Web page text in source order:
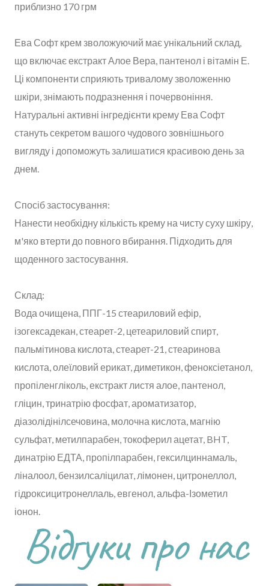
приблизно 170 грм
Ева Софт крем зволожуючий має унікальний склад,
що включає екстракт Алое Вера, пантенол і вітамін Е.
Ці компоненти сприяють тривалому зволоженню
шкіри, знімають подразнення і почервоніння.
Натуральні активні інгредієнти крему Ева Софт
стануть секретом вашого чудового зовнішнього
вигляду і допоможуть залишатися красивою день за
днем.
Спосіб застосування:
Нанести необхідну кількість крему на чисту суху шкіру,
м'яко втерти до повного вбирання. Підходить для
щоденного застосування.
Склад:
Вода очищена, ППГ-15 стеариловий ефір,
ізогексадекан, стеарет-2, цетеариловий спирт,
пальмітинова кислота, стеарет-21, стеаринова
кислота, олеїловий ерикат, диметикон, феноксіетанол,
пропіленгліколь, екстракт листя алое, пантенол,
гліцин, тринатрію фосфат, ароматизатор,
діазолідінілсечовина, молочна кислота, магнію
сульфат, метилпарабен, токоферил ацетат, BHT,
динатрію ЕДТА, пропілпарабен, гексилциннамаль,
ліналоол, бензилсаліцилат, лімонен, цитронеллол,
гідроксицитронеллаль, евгенол, альфа-Ізометил
іонон.
Відгуки про нас